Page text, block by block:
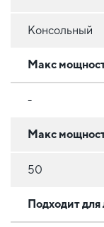
Консольный
Макс
-
Макс
50
Подходит